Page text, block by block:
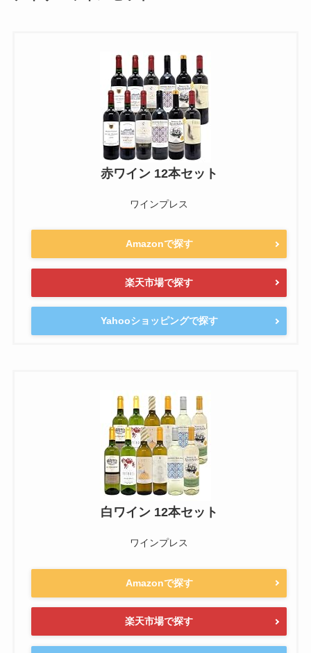
赤ワイン 12本セット
ワインプレス
Amazonで探す
楽天市場で探す
Yahooショッピングで探す
白ワイン 12本セット
ワインプレス
Amazonで探す
楽天市場で探す